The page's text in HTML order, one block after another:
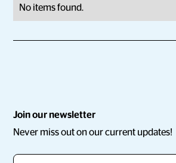
No items found.
Join our newsletter
Never miss out on our current updates!